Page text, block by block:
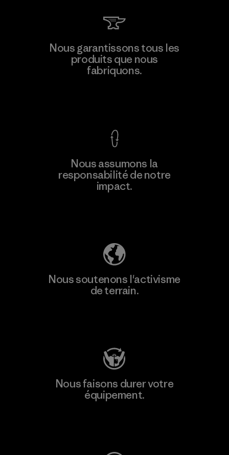
plus
MAS Active (Pvt) Ltd. - Asialine
Nous garantissons tous les
produits que nous
fabriquons.
Nous assumons la
responsabilité de notre
impact.
Nous soutenons l'activisme
de terrain.
Nous faisons durer votre
équipement.